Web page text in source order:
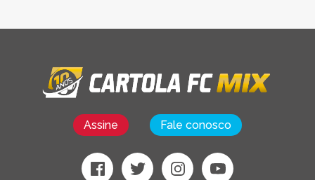
Assine Fale conosco